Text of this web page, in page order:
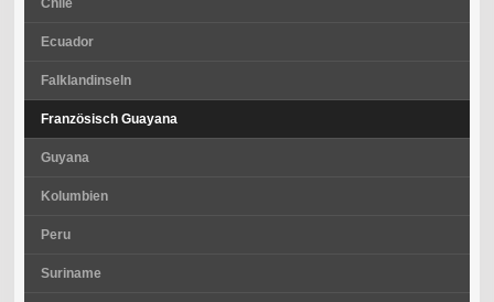
Chile
Ecuador
Falklandinseln
Französisch Guayana
Guyana
Kolumbien
Peru
Suriname